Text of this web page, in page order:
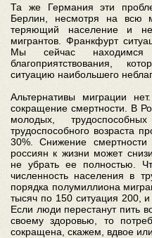
Та же Германия эти
Берлин, несмотря на всю
теряющий население и
мигрантов. Франкфурт
Мы сейчас находимся
благоприятствования,
ситуацию наибольшего
Альтернативы миграции
сокращение смертности. В
молодых,
трудоспособного возраста
30%. Снижение
россиян к жизни может
не убрать ее полностью.
численность населения в
порядка полумиллиона
тысяч по 150 ситуация 200, и
Если люди перестанут пить
своему здоровью, то
сокращена, скажем, вдвое или